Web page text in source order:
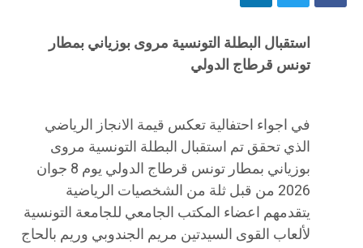
استقبال البطلة التونسية مروى بوزياني بمطار
تونس قرطاج الدولي
في اجواء احتفالية تعكس قيمة الانجاز الرياضي
الذي تحقق تم استقبال البطلة التونسية مروى
بوزياني بمطار تونس قرطاج الدولي يوم 8 جوان
2026 من قبل ثلة من الشخصيات الرياضية
يتقدمهم اعضاء المكتب الجامعي للجامعة التونسية
لألعاب القوى السيدتين مريم الجندوبي وريم بالحاج